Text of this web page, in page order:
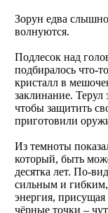
Зорун едва
волнуются.
Подлесок над
подбиралось что-
кристалл в
заклинание. Терул
чтобы защитить
приготовили
Из темноты
который, быть
десятка лет. По-
сильным и гибким,
энергия,
чёрные точки –